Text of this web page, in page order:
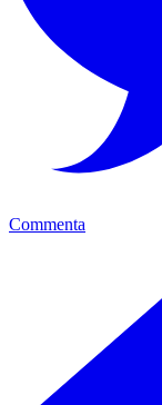
Commenta